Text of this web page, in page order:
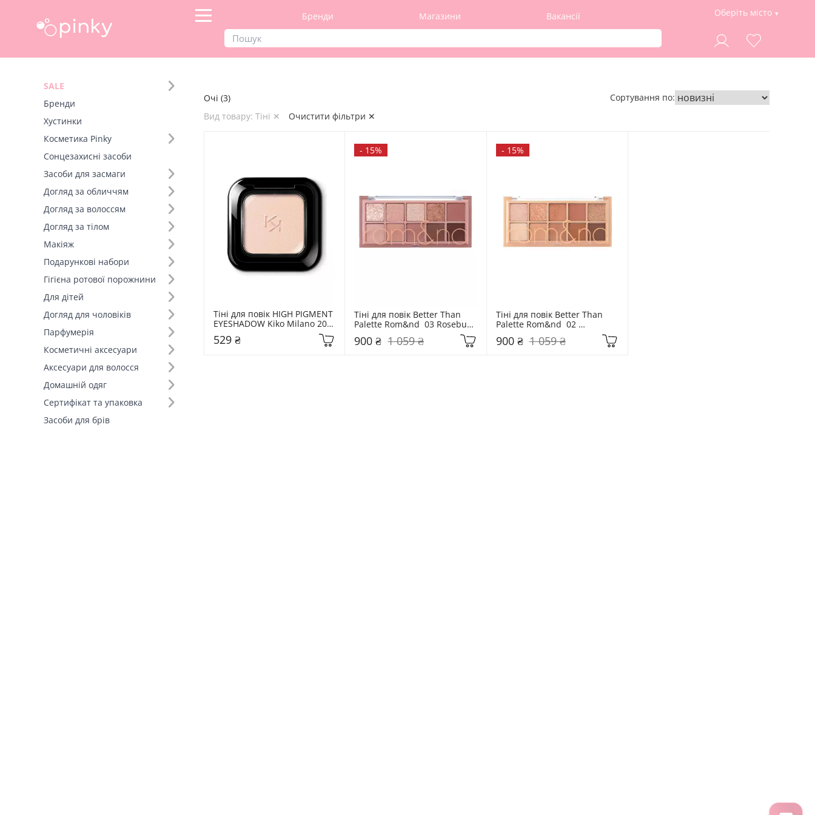
Бренди Магазини Вакансії Оберіть місто
SALE
Бренди
Хустинки
Косметика Pinky
Сонцезахисні засоби
Засоби для засмаги
Догляд за обличчям
Догляд за волоссям
Догляд за тілом
Макіяж
Подарункові набори
Гігієна ротової порожнини
Для дітей
Догляд для чоловіків
Парфумерія
Косметичні аксесуари
Аксесуари для волосся
Домашній одяг
Сертифікат та упаковка
Засоби для брів
Фільтр
Бренд (2)
Вид товару (8)
Тіні (3)
Туш для вій (+30)
Тіні (+16)
Палетка тіней (+8)
Олівець для очей (+4)
Лайнер для очей (+2)
Очі (3)
Вид товару: Тіні ✕
Очистити фільтри ✕
Сортування по:
Тіні для повік HIGH PIGMENT
EYESHADOW Kiko Milano 20
529 ₴
- 15%
Тіні для повік Better Than
Palette Rom&nd  03 Rosebud
900 ₴ 1 059 ₴
- 15%
Тіні для повік Better Than
Palette Rom&nd  02
900 ₴ 1 059 ₴